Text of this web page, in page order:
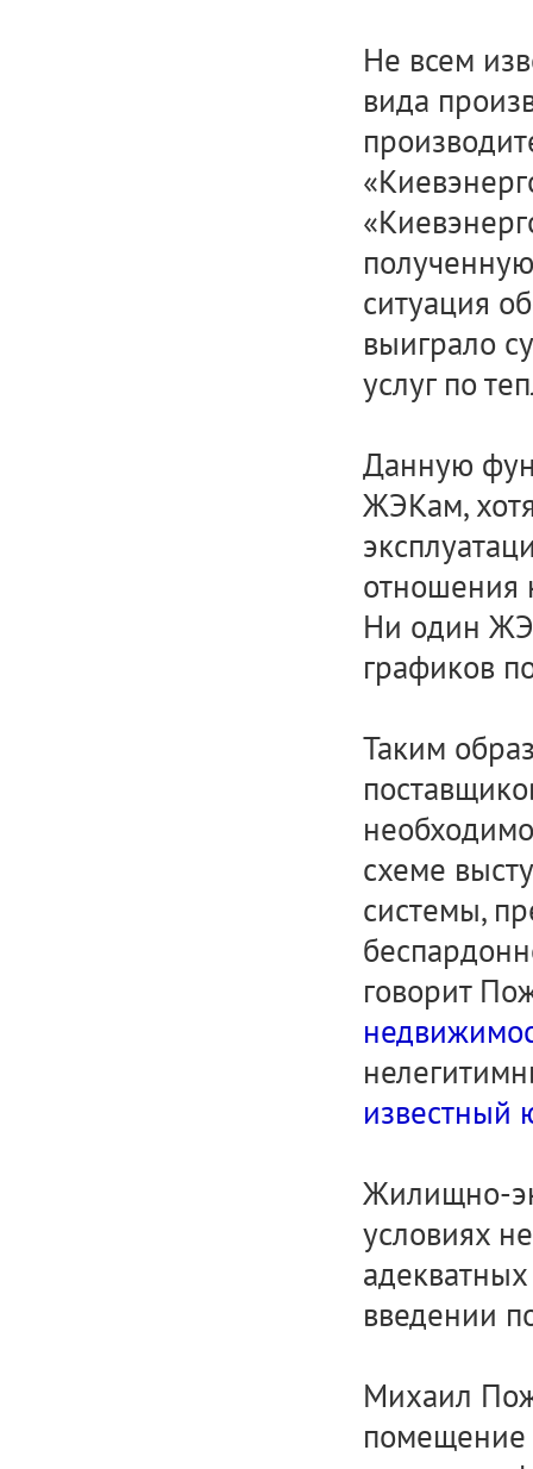
Не всем
вида
ситуация
выиграло
услуг по
Данную
ЖЭКам,
отношения
Ни один
графиков
Таким
схеме
системы,
говорит
известный
Жилищно-
условиях
введении
Михаил
помещение